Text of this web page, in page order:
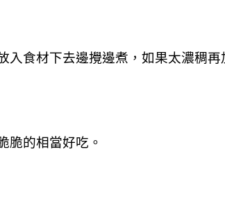
食材下去邊攪邊煮，如果太濃稠
脆的相當好吃。